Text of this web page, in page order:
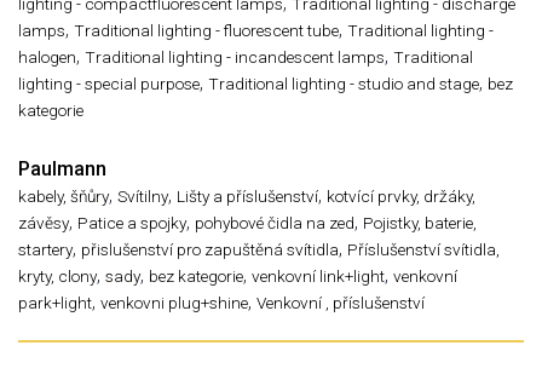
lamps, Traditional lighting - fluorescent tube, Traditional lighting -
halogen, Traditional lighting - incandescent lamps, Traditional
lighting - special purpose, Traditional lighting - studio and stage, bez
kategorie
Paulmann
kabely, šňůry, Svítilny, Lišty a příslušenství, kotvící prvky, držáky,
závěsy, Patice a spojky, pohybové čidla na zed, Pojistky, baterie,
startery, přislušenství pro zapuštěná svítidla, Příslušenství svítidla,
kryty, clony, sady, bez kategorie, venkovní link+light, venkovní
park+light, venkovni plug+shine, Venkovní , příslušenství